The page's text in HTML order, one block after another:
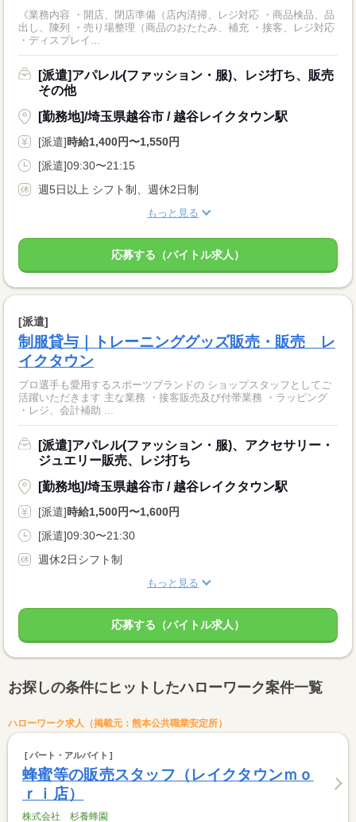
《業務内容 ・開店、閉店準備（店内清掃、レジ対応 ・商品検品、品
出し、陳列 ・売り場整理（商品のおたたみ、補充 ・接客、レジ対応
・ディスプレイ...
[派遣]アパレル(ファッション・服)、レジ打ち、販売
その他
[勤務地]/埼玉県越谷市 / 越谷レイクタウン駅
[派遣]時給1,400円〜1,550円
[派遣]09:30〜21:15
週5日以上 シフト制、週休2日制
もっと見る
応募する（バイトル求人）
[派遣]
制服貸与｜トレーニンググッズ販売・販売 レ
イクタウン
プロ選手も愛用するスポーツブランドの ショップスタッフとしてご
活躍いただきます 主な業務 ・接客販売及び付帯業務 ・ラッピング
・レジ、会計補助 ...
[派遣]アパレル(ファッション・服)、アクセサリー・
ジュエリー販売、レジ打ち
[勤務地]/埼玉県越谷市 / 越谷レイクタウン駅
[派遣]時給1,500円〜1,600円
[派遣]09:30〜21:30
週休2日シフト制
もっと見る
応募する（バイトル求人）
お探しの条件にヒットしたハローワーク案件一覧
ハローワーク求人（掲載元：熊本公共職業安定所）
パート・アルバイト
蜂蜜等の販売スタッフ（レイクタウンｍｏ
ｒｉ店）
株式会社 杉養蜂園